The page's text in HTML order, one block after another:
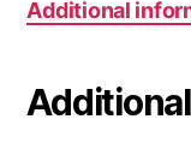
Additional